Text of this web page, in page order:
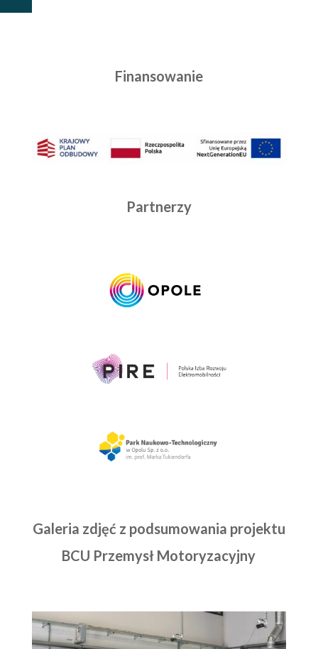
Finansowanie
Partnerzy
Galeria zdjęć z podsumowania projektu
BCU Przemysł Motoryzacyjny